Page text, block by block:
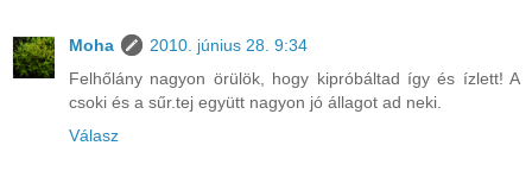
Moha
2010. június 28. 9:34
Felhőlány nagyon örülök, hogy kipróbáltad így és ízlett! A
csoki és a sűr.tej együtt nagyon jó állagot ad neki.
Válasz